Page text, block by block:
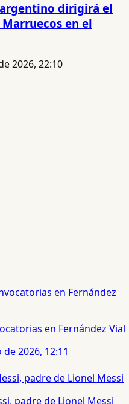
dirigirá el
en el
2026, 22:10
en Fernández Vial
2026, 12:11
padre de Lionel Messi